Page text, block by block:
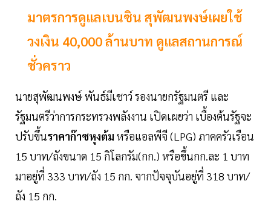
มาตรการดูแลเบนซิน สุพัฒนพงษ์เผยใช้
วงเงิน 40,000 ล้านบาท ดูแลสถานการณ์
ชั่วคราว
นายสุพัฒนพงษ์ พันธ์มีเชาว์ รองนายกรัฐมนตรี และ
รัฐมนตรีว่าการกระทรวงพลังงาน เปิดเผยว่า เบื้องต้นรัฐจะ
ปรับขึ้นราคาก๊าซหุงต้ม หรือแอลพีจี (LPG) ภาคครัวเรือน
15 บาท/ถังขนาด 15 กิโลกรัม(กก.) หรือขึ้นกก.ละ 1 บาท
มาอยู่ที่ 333 บาท/ถัง 15 กก. จากปัจจุบันอยู่ที่ 318 บาท/
ถัง 15 กก.